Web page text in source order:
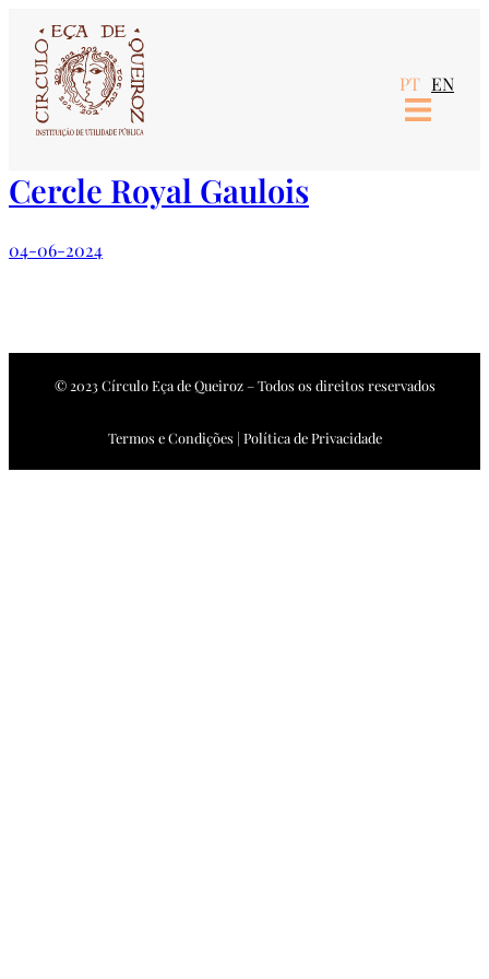
Saltar
para
conteúdo
PT EN
Cercle Royal Gaulois
04-06-2024
© 2023 Círculo Eça de Queiroz – Todos os direitos reservados
Termos e Condições | Política de Privacidade